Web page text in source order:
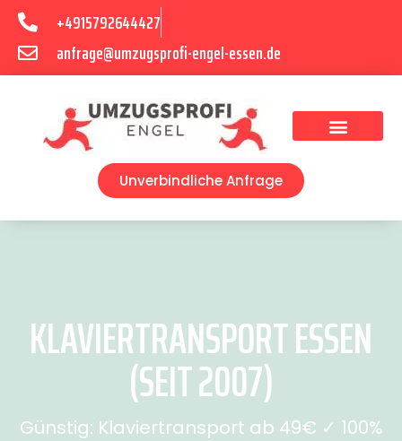
+4915792644427
anfrage@umzugsprofi-engel-essen.de
Unverbindliche Anfrage
KLAVIERTRANSPORT ESSEN
(SEIT 2007)
Günstig: Klaviertransport ab 49€ ✓ 100%